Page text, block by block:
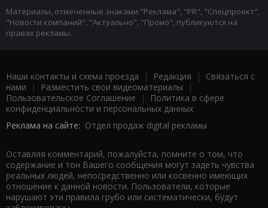
Материалы, отмеченные знаками "Реклама", "PR", "Спецпроект",
"Новости компаний", "Актуально", "Промо", публикуются на
правах рекламы.
Наши контакты и схема проезда | Редакция | Связаться с
нами | Разместить свои видеоматериалы |
Пользовательское Соглашение |
Политика в сфере
конфиденциальности и персональных данных
Реклама на сайте: Отдел продаж digital рекламы
Оставляя комментарий, пожалуйста, помните о том, что
содержание и тон Вашего сообщения могут задеть чувства
реальных людей, непосредственно или косвенно имеющих
отношение к данной новости. Пользователи, которые
нарушают эти правила грубо или систематически, будут